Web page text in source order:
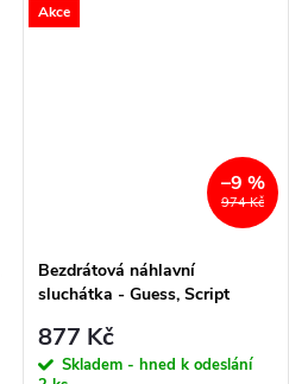
Akce
974 Kč
–9 %
Bezdrátová náhlavní
sluchátka - Guess, Script
877 Kč
Skladem - hned k odeslání